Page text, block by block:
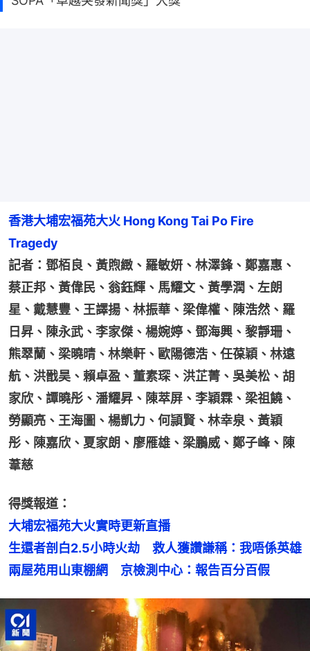
香港大埔宏福苑大火 Hong Kong Tai Po Fire
Tragedy
記者：鄧栢良、黃煦緻、羅敏妍、林澤鋒、鄭嘉惠、
蔡正邦、黃偉民、翁鈺輝、馬耀文、黃學潤、左朗
星、戴慧豐、王譯揚、林振華、梁偉權、陳浩然、羅
日昇、陳永武、李家傑、楊婉婷、鄧海興、黎靜珊、
熊翠蘭、梁曉晴、林樂軒、歐陽德浩、任葆穎、林遠
航、洪戩昊、賴卓盈、董素琛、洪芷菁、吳美松、胡
家欣、譚曉彤、潘耀昇、陳萃屏、李穎霖、梁祖饒、
勞顯亮、王海圖、楊凱力、何頴賢、林幸泉、黃穎
彤、陳嘉欣、夏家朗、廖雁雄、梁鵬威、鄭子峰、陳
葦慈
得獎報道：
大埔宏福苑大火實時更新直播
生還者剖白2.5小時火劫　救人獲讚謙稱：我唔係英雄
兩屋苑用山東棚網　京檢測中心：報告百分百假